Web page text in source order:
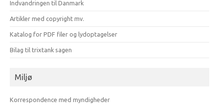
Indvandringen til Danmark
Artikler med copyright mv.
Katalog for PDF filer og lydoptagelser
Bilag til trixtank sagen
Miljø
Korrespondence med myndigheder